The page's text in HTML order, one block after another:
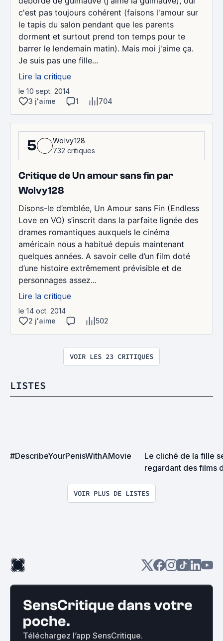
c'est pas toujours cohérent (faisons l'amour sur
le tapis du salon pendant que les parents
dorment et surtout prend ton temps pour te
barrer le lendemain matin). Mais moi j'aime ça.
Je suis pas une fille...
Lire la critique
le 10 sept. 2014
3 j'aime
1 704
5
Wolvy128
732 critiques
Critique de Un amour sans fin par
Wolvy128
Disons-le d’emblée, Un Amour sans Fin (Endless
Love en VO) s’inscrit dans la parfaite lignée des
drames romantiques auxquels le cinéma
américain nous a habitué depuis maintenant
quelques années. A savoir celle d’un film doté
d’une histoire extrêmement prévisible et de
personnages assez...
Lire la critique
le 14 oct. 2014
2 j'aime
502
VOIR LES 23 CRITIQUES
LISTES
#DescribeYourPenisWithAMovie
Le cliché de la fille
regardant des films
un pot de glace.
VOIR PLUS DE LISTES
SensCritique dans votre
poche.
Téléchargez l’app SensCritique.